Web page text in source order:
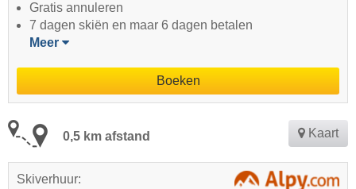
Gratis annuleren
7 dagen skiën en maar 6 dagen betalen
Meer
Boeken
0,5 km afstand Kaart
Skiverhuur: